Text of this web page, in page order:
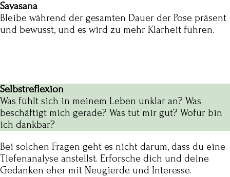
Savasana
Bleibe während der gesamten Dauer der Pose präsent
und bewusst, und es wird zu mehr Klarheit führen.
Selbstreflexion
Was fühlt sich in meinem Leben unklar an? Was
beschäftigt mich gerade? Was tut mir gut? Wofür bin
ich dankbar?
Bei solchen Fragen geht es nicht darum, dass du eine
Tiefenanalyse anstellst. Erforsche dich und deine
Gedanken eher mit Neugierde und Interesse.